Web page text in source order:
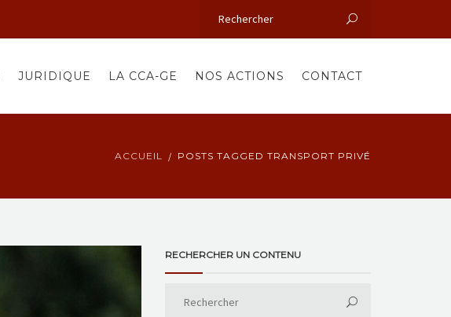
JURIDIQUE LA CCA-GE NOS ACTIONS CONTACT
ACCUEIL POSTS TAGGED TRANSPORT PRIVÉ
RECHERCHER UN CONTENU